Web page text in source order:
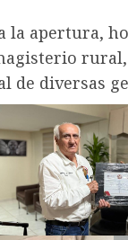
la apertura,
de diversas